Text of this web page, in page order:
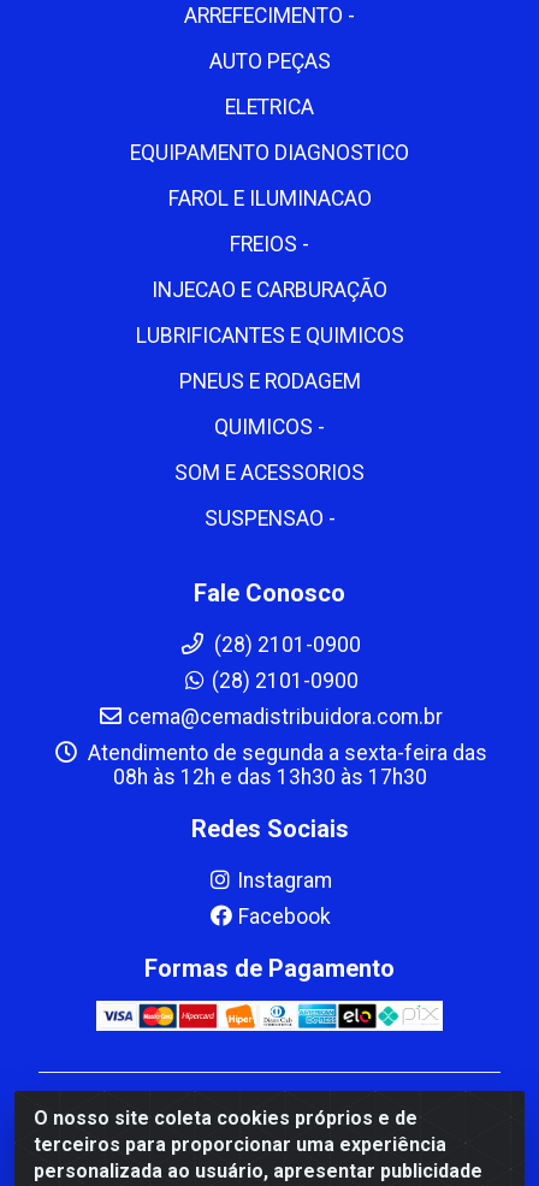
O nosso site coleta cookies próprios e de
terceiros para proporcionar uma experiência
personalizada ao usuário, apresentar publicidade
ARREFECIMENTO -
AUTO PEÇAS
ELETRICA
EQUIPAMENTO DIAGNOSTICO
FAROL E ILUMINACAO
FREIOS -
INJECAO E CARBURAÇÃO
LUBRIFICANTES E QUIMICOS
PNEUS E RODAGEM
QUIMICOS -
SOM E ACESSORIOS
SUSPENSAO -
Fale Conosco
(28) 2101-0900
(28) 2101-0900
cema@cemadistribuidora.com.br
Atendimento de segunda a sexta-feira das
08h às 12h e das 13h30 às 17h30
Redes Sociais
Instagram
Facebook
Formas de Pagamento
CBP MACEDO COMERCIO PEÇAS LTDA Matriz - av
Mauro Miranda Madureira, 1249 - Coramara , Cachoeiro
de Itapemirim/ES - CEP 29.311-310 - CNPJ